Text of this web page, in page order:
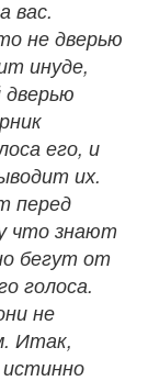
вас.
не дверью
инуде,
его, и
их.
перед
что знают
бегут от
голоса.
не
Итак,